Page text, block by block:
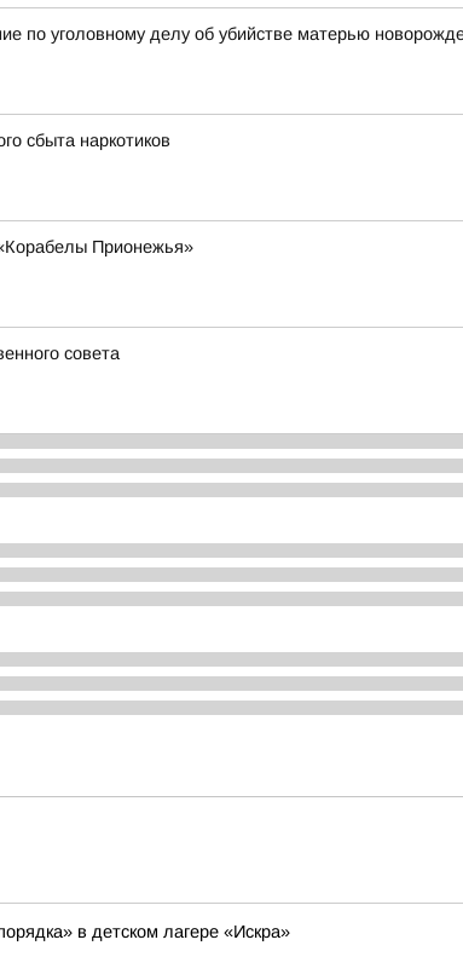
по уголовному делу об убийстве матерью
сбыта наркотиков
Прионежья»
совета
в детском лагере «Искра»